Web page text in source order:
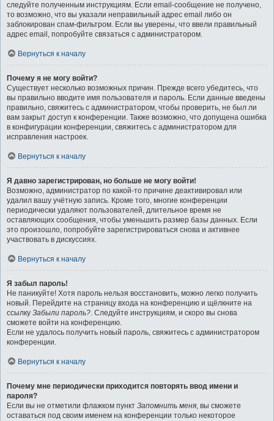
следуйте полученным инструкциям. Если email-сообщение не получено,
то возможно, что вы указали неправильный адрес email либо он
заблокирован спам-фильтром. Если вы уверены, что ввели правильный
адрес email, попробуйте связаться с администратором.
Вернуться к началу
Почему я не могу войти?
Существует несколько возможных причин. Прежде всего убедитесь, что
вы правильно вводите имя пользователя и пароль. Если данные введены
правильно, свяжитесь с администратором, чтобы проверить, не был ли
вам закрыт доступ к конференции. Также возможно, что допущена ошибка
в конфигурации конференции, свяжитесь с администратором для
исправления настроек.
Вернуться к началу
Я давно зарегистрирован, но больше не могу войти!
Возможно, администратор по какой-то причине деактивировал или
удалил вашу учётную запись. Кроме того, многие конференции
периодически удаляют пользователей, длительное время не
оставляющих сообщения, чтобы уменьшить размер базы данных. Если
это произошло, попробуйте зарегистрироваться снова и активнее
участвовать в дискуссиях.
Вернуться к началу
Я забыл пароль!
Не паникуйте! Хотя пароль нельзя восстановить, можно легко получить
новый. Перейдите на страницу входа на конференцию и щёлкните на
ссылку Забыли пароль?. Следуйте инструкциям, и скоро вы снова
сможете войти на конференцию.
Если не удалось получить новый пароль, свяжитесь с администратором
конференции.
Вернуться к началу
Почему мне периодически приходится повторять ввод имени и
пароля?
Если вы не отметили флажком пункт Запомнить меня, вы сможете
оставаться под своим именем на конференции только некоторое